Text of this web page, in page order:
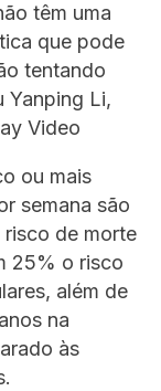
têm uma
que pode
tentando
Yanping Li,
Video
ou mais
semana são
risco de morte
25% o risco
além de
na
às